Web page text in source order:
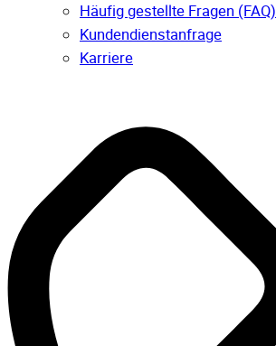
Häufig gestellte Fragen (FAQ)
Kunden­dienst­anfrage
Karriere